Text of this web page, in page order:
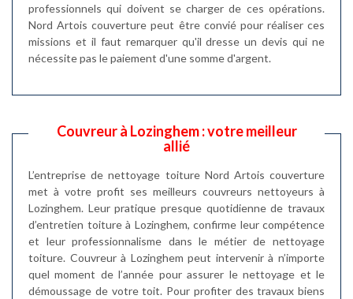
professionnels qui doivent se charger de ces opérations.
Nord Artois couverture peut être convié pour réaliser ces
missions et il faut remarquer qu'il dresse un devis qui ne
nécessite pas le paiement d'une somme d'argent.
Couvreur à Lozinghem : votre meilleur
allié
L’entreprise de nettoyage toiture Nord Artois couverture
met à votre profit ses meilleurs couvreurs nettoyeurs à
Lozinghem. Leur pratique presque quotidienne de travaux
d’entretien toiture à Lozinghem, confirme leur compétence
et leur professionnalisme dans le métier de nettoyage
toiture. Couvreur à Lozinghem peut intervenir à n’importe
quel moment de l’année pour assurer le nettoyage et le
démoussage de votre toit. Pour profiter des travaux biens